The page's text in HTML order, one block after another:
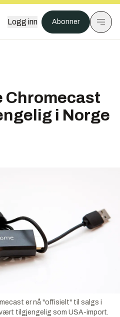
Logg inn Abonner
Chromecast
i Norge
er nå "offisielt" til salgs i
vært tilgjengelig som USA-import.